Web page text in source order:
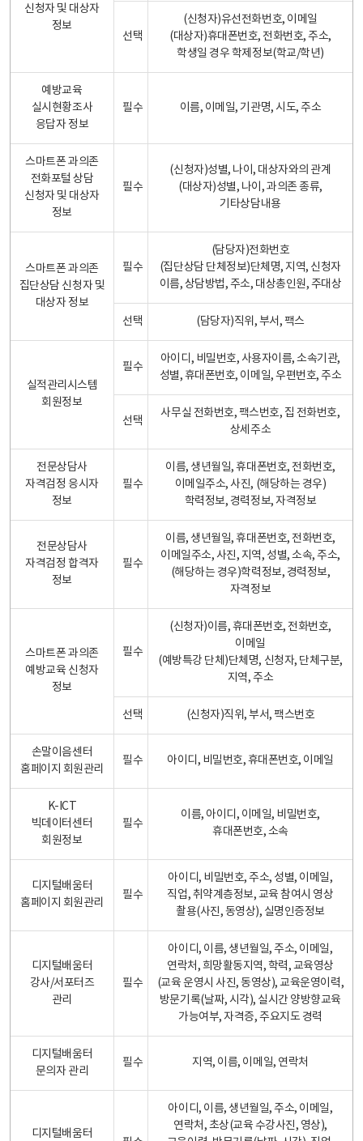
신청자 및 대상자
정보
선택
(신청자)유선전화번호, 이메일
(대상자)휴대폰번호, 전화번호, 주소,
학생일 경우 학제정보(학교/학년)
예방교육
실시현황조사
응답자 정보
필수 이름, 이메일, 기관명, 시도, 주소
스마트폰 과의존
전화포털 상담
신청자 및 대상자
정보
필수
(신청자)성별, 나이, 대상자와의 관계
(대상자)성별, 나이, 과의존 종류,
기타상담내용
스마트폰 과의존
집단상담 신청자 및
대상자 정보
필수
(담당자)전화번호
(집단상담 단체정보)단체명, 지역, 신청자
이름, 상담방법, 주소, 대상총인원, 주대상
선택 (담당자)직위, 부서, 팩스
실적관리시스템
회원정보
필수
아이디, 비밀번호, 사용자이름, 소속기관,
성별, 휴대폰번호, 이메일, 우편번호, 주소
선택
사무실 전화번호, 팩스번호, 집 전화번호,
상세주소
전문상담사
자격검정 응시자
정보
필수
이름, 생년월일, 휴대폰번호, 전화번호,
이메일주소, 사진, (해당하는 경우)
학력정보, 경력정보, 자격정보
전문상담사
자격검정 합격자
정보
필수
이름, 생년월일, 휴대폰번호, 전화번호,
이메일주소, 사진, 지역, 성별, 소속, 주소,
(해당하는 경우)학력정보, 경력정보,
자격정보
스마트폰 과의존
예방교육 신청자
정보
필수
(신청자)이름, 휴대폰번호, 전화번호,
이메일
(예방특강 단체)단체명, 신청자, 단체구분,
지역, 주소
선택 (신청자)직위, 부서, 팩스번호
손말이음센터
홈페이지 회원관리
필수 아이디, 비밀번호, 휴대폰번호, 이메일
K-ICT
빅데이터센터
회원정보
필수
이름, 아이디, 이메일, 비밀번호,
휴대폰번호, 소속
디지털배움터
홈페이지 회원관리
필수
아이디, 비밀번호, 주소, 성별, 이메일,
직업, 취약계층정보, 교육 참여시 영상
촬용(사진, 동영상), 실명인증정보
디지털배움터
강사/서포터즈
관리
필수
아이디, 이름, 생년월일, 주소, 이메일,
연락처, 희망활동지역, 학력, 교육영상
(교육 운영시 사진, 동영상), 교육운영이력,
방문기록(날짜, 시각), 실시간 양방향교육
가능여부, 자격증, 주요지도 경력
디지털배움터
문의자 관리
필수 지역, 이름, 이메일, 연락처
디지털배움터
아이디, 이름, 생년월일, 주소, 이메일,
연락처, 초상(교육 수강사진, 영상),